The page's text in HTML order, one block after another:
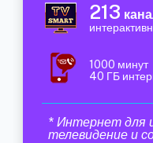
213
1000 минут
40 ГБ
* Интернет для
телевидение и